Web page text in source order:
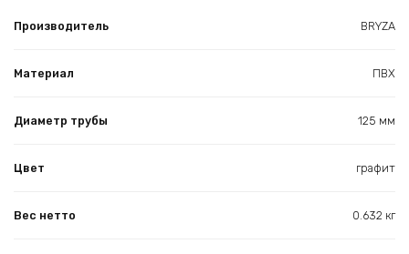
Производитель BRYZA
Материал ПВХ
Диаметр трубы 125 мм
Цвет графит
Вес нетто 0.632 кг